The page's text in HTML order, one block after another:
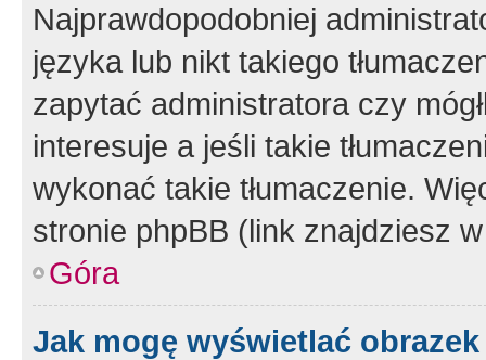
Najprawdopodobniej
języka lub nikt takiego
zapytać administratora czy
interesuje a jeśli takie
wykonać takie tłumaczenie.
stronie phpBB (link znajdziesz
Góra
Jak mogę wyświetlać